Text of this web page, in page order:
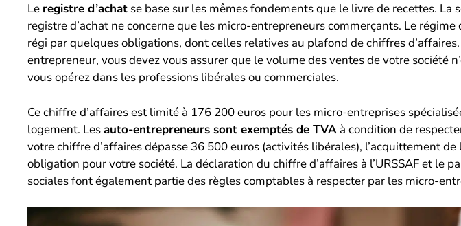
Le registre d’achat se base sur les mêmes fondements que le livre de recettes. La
registre d’achat ne concerne que les micro-entrepreneurs commerçants. Le
régi par quelques obligations, dont celles relatives au plafond de chiffres
entrepreneur, vous devez vous assurer que le volume des ventes de votre société
vous opérez dans les professions libérales ou commerciales.
Ce chiffre d’affaires est limité à 176 200 euros pour les micro-entreprises
logement. Lesauto-entrepreneurs sont exemptés de TVA à condition de
votre chiffre d’affaires dépasse 36 500 euros (activités libérales), l’acquittement
obligation pour votre société. La déclaration du chiffre d’affaires à l’URSSAF et le
sociales font également partie des règles comptables à respecter par les micro-